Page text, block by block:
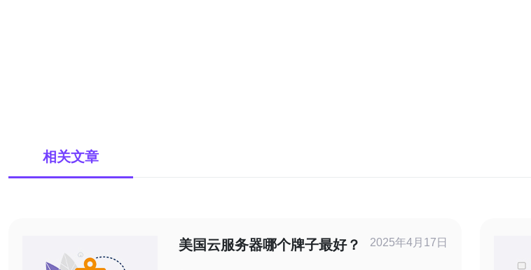
相关文章
美国云服务器哪个牌子最好？ 2025年4月17日